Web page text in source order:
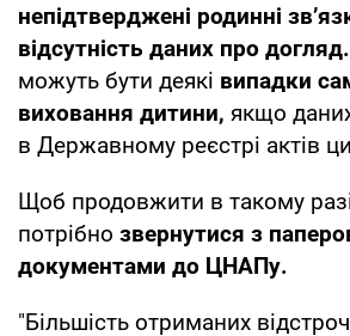
непідтверджені родинні
відсутність даних про
можуть бути деякі випадки
виховання дитини, якщо
в Державному реєстрі актів
Щоб продовжити в такому
потрібно звернутися з
документами до ЦНАПу.
"Більшість отриманих